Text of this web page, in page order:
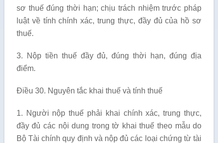
sơ thuế đúng thời hạn; chịu trách nhiệm trước pháp
luật về tính chính xác, trung thực, đầy đủ của hồ sơ
thuế.
3. Nộp tiền thuế đầy đủ, đúng thời hạn, đúng địa
điểm.
Điều 30. Nguyên tắc khai thuế và tính thuế
1. Người nộp thuế phải khai chính xác, trung thực,
đầy đủ các nội dung trong tờ khai thuế theo mẫu do
Bộ Tài chính quy định và nộp đủ các loại chứng từ tài